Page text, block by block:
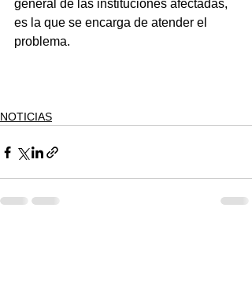
general de las instituciones afectadas,
es la que se encarga de atender el
problema.
NOTICIAS